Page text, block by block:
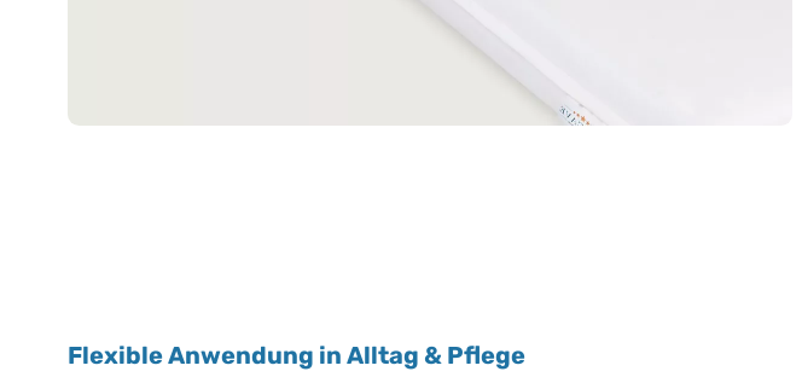
Flexible Anwendung in Alltag & Pflege